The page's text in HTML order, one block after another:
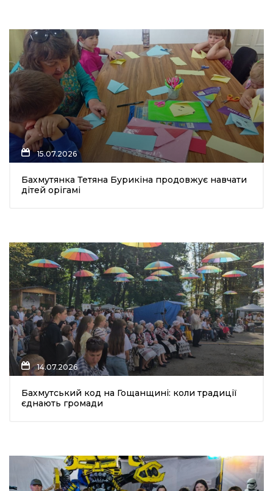
15.07.2026
Бахмутянка Тетяна Бурикіна продовжує навчати
дітей орігамі
14.07.2026
Бахмутський код на Гощанщині: коли традиції
єднають громади